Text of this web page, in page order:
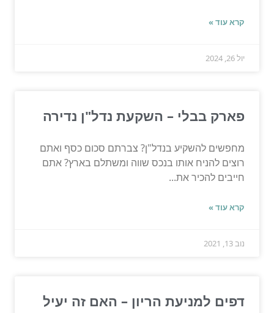
קרא עוד »
יול 26, 2024
פארק בבלי – השקעת נדל"ן נדירה
מחפשים להשקיע בנדל"ן? צברתם סכום כסף ואתם
רוצים להניח אותו בנכס שווה ומשתלם בארץ? אתם
חייבים להכיר את...
קרא עוד »
נוב 13, 2021
דפים למניעת הריון – האם זה יעיל